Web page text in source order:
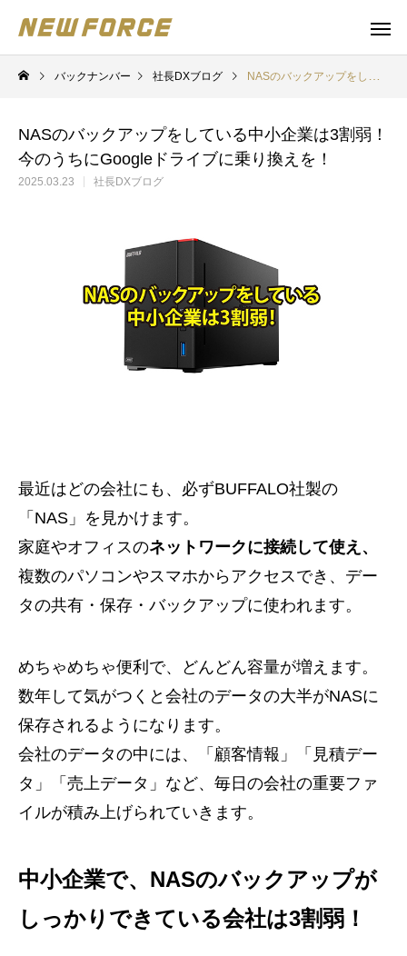
WEBコンテンツ
バックナンバー 社長DXブログ NASのバックアップをしている中小企業は3割弱！今のうちにGoogleドライブに乗り換えを！
NASのバックアップをしている中小企業は3割弱！
今のうちにGoogleドライブに乗り換えを！
2025.03.23 社長DXブログ
最近はどの会社にも、必ずBUFFALO社製の
「NAS」を見かけます。
家庭やオフィスのネットワークに接続して使え、
複数のパソコンやスマホからアクセスでき、デー
タの共有・保存・バックアップに使われます。
めちゃめちゃ便利で、どんどん容量が増えます。
数年して気がつくと会社のデータの大半がNASに
保存されるようになります。
会社のデータの中には、「顧客情報」「見積デー
タ」「売上データ」など、毎日の会社の重要ファ
イルが積み上げられていきます。
中小企業で、NASのバックアップが
しっかりできている会社は3割弱！